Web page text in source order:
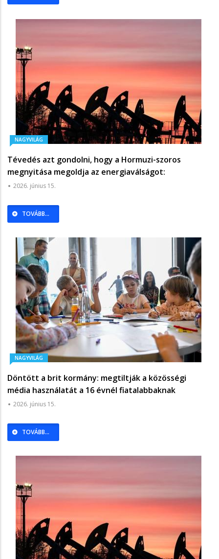
NAGYVILÁG
Tévedés azt gondolni, hogy a Hormuzi-szoros
megnyitása megoldja az energiaválságot:
megkongatták a vészharangot, az olajipari vállalatok
Világgazdaság
2026. június 15.
TOVÁBB...
NAGYVILÁG
Döntött a brit kormány: megtiltják a közösségi
média használatát a 16 évnél fiatalabbaknak
2026. június 15.
TOVÁBB...